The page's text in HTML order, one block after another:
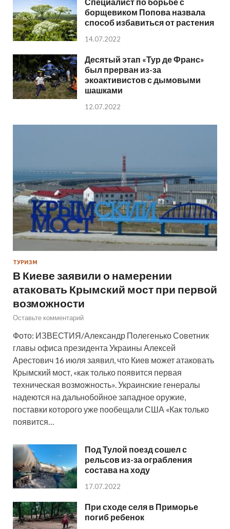
борщевиком Попова назвала
способ избавиться от растения
14.07.2022
Десятый этап «Тур де Франс»
был прерван из-за
экоактивистов с дымовыми
шашками
12.07.2022
ТУРИЗМ
В Киеве заявили о намерении
атаковать Крымский мост при первой
возможности
Оставьте комментарий
Фото: ИЗВЕСТИЯ/Александр Полегенько Советник
главы офиса президента Украины Алексей
Арестович 16 июля заявил, что Киев может атаковать
Крымский мост, «как только появится первая
техническая возможность». Украинские генералы
надеются на дальнобойное западное оружие,
поставки которого уже пообещали США «Как только
появится…
Под Тулой поезд сошел с
рельсов из-за ограбления
состава на ходу
17.07.2022
При сходе селя в Приморье
погиб ребенок